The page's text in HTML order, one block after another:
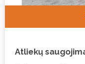
Atliekų